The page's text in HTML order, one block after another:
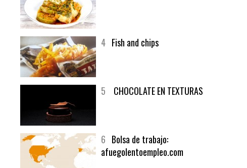
4 Fish and chips
5 CHOCOLATE EN TEXTURAS
6 Bolsa de trabajo:
afuegolentoempleo.com